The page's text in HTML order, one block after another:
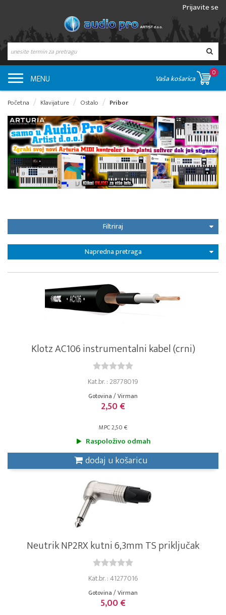
Prijavite se
MENU Vaša košarica
0
Početna Klavijature Ostalo Pribor
Filtriraj
Napredna pretraga
Klotz AC106 instrumentalni kabel (crni)
Kat.br. : 28778019
Gotovina / Virman
2,50 €
MPC 2,50 €
Raspoloživo odmah
dodaj u košaricu
Neutrik NP2RX kutni 6,3mm TS priključak
Kat.br. : 41277016
Gotovina / Virman
5,00 €